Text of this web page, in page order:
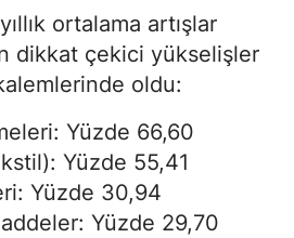
ortalama artışlar
dikkat çekici yükselişler
oldu:
Yüzde 66,60
Yüzde 55,41
Yüzde 30,94
Yüzde 29,70